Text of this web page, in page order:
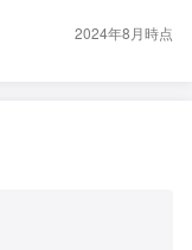
2024年8月時点